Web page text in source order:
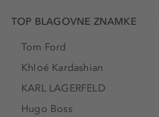
TOP BLAGOVNE ZNAMKE
Tom Ford
Khloé Kardashian
KARL LAGERFELD
Hugo Boss